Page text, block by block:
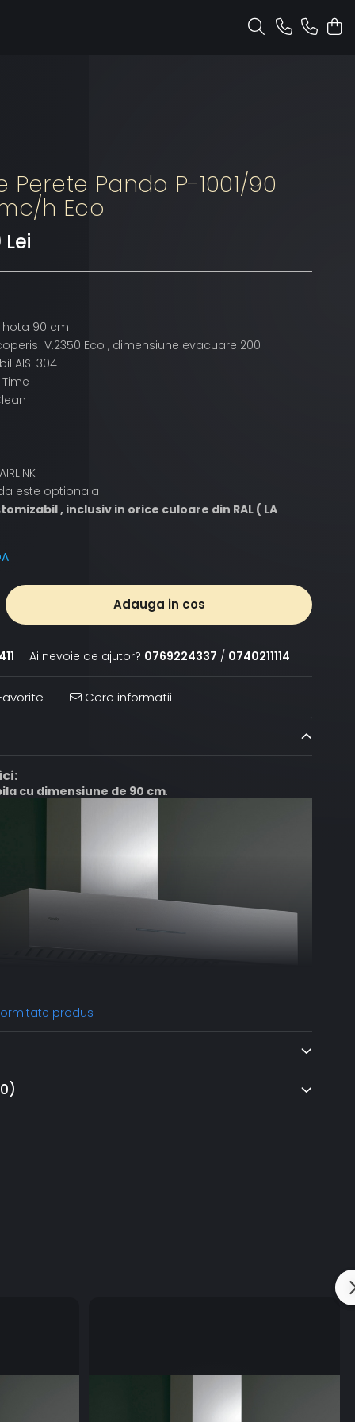
Perete Pando P-1001/90
h Eco
Lei
hota 90 cm
V.2350 Eco , dimensiune evacuare 200
AISI 304
este optionala
, inclusiv in orice culoare din RAL ( LA
Adauga in cos
Ai nevoie de ajutor? 0769224337 / 0740211114
Cere informatii
cu dimensiune de 90 cm.
produs